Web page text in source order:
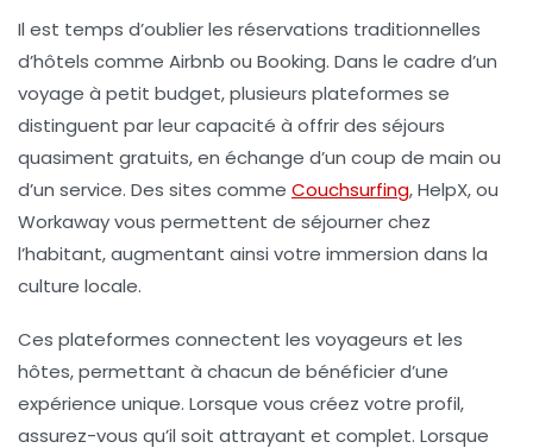
Il est temps d’oublier les réservations traditionnelles
d’hôtels comme Airbnb ou Booking. Dans le cadre d’un
voyage à petit budget, plusieurs plateformes se
distinguent par leur capacité à offrir des séjours
quasiment gratuits, en échange d’un coup de main ou
d’un service. Des sites comme Couchsurfing,HelpX, ou
Workawayvous permettent de séjourner chez
l’habitant, augmentant ainsi votre immersion dans la
culture locale.
Ces plateformes connectent les voyageurs et les
hôtes, permettant à chacun de bénéficier d’une
expérience unique. Lorsque vous créez votre profil,
assurez-vous qu’il soit attrayant et complet. Lorsque